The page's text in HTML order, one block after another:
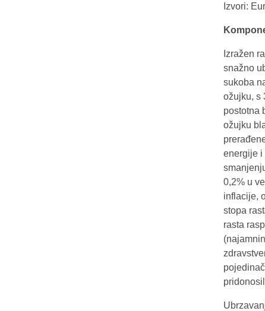
Izvori:
Izražen
snažno
sukoba
ožujku, s
postotna
ožujku
energije i
0,2% u
inflacije,
stopa
rasta